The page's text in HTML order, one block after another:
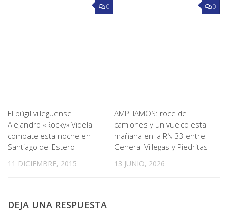
0
El púgil villeguense
Alejandro «Rocky» Videla
combate esta noche en
Santiago del Estero
11 DICIEMBRE, 2015
0
AMPLIAMOS: roce de
camiones y un vuelco esta
mañana en la RN 33 entre
General Villegas y Piedritas
13 JUNIO, 2026
DEJA UNA RESPUESTA